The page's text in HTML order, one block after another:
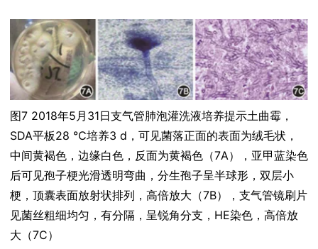
图7 2018年5月31日支气管肺泡灌洗液培养提示土曲霉，
SDA平板28 ℃培养3 d，可见菌落正面的表面为绒毛状，
中间黄褐色，边缘白色，反面为黄褐色（7A），亚甲蓝染色
后可见孢子梗光滑透明弯曲，分生孢子呈半球形，双层小
梗，顶囊表面放射状排列，高倍放大（7B），支气管镜刷片
见菌丝粗细均匀，有分隔，呈锐角分支，HE染色，高倍放
大（7C）